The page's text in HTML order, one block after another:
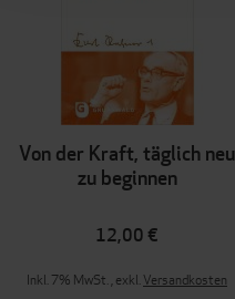
Von der Kraft, täglich neu
zu beginnen
12,00 €
Inkl. 7% MwSt.,exkl.Versandkosten